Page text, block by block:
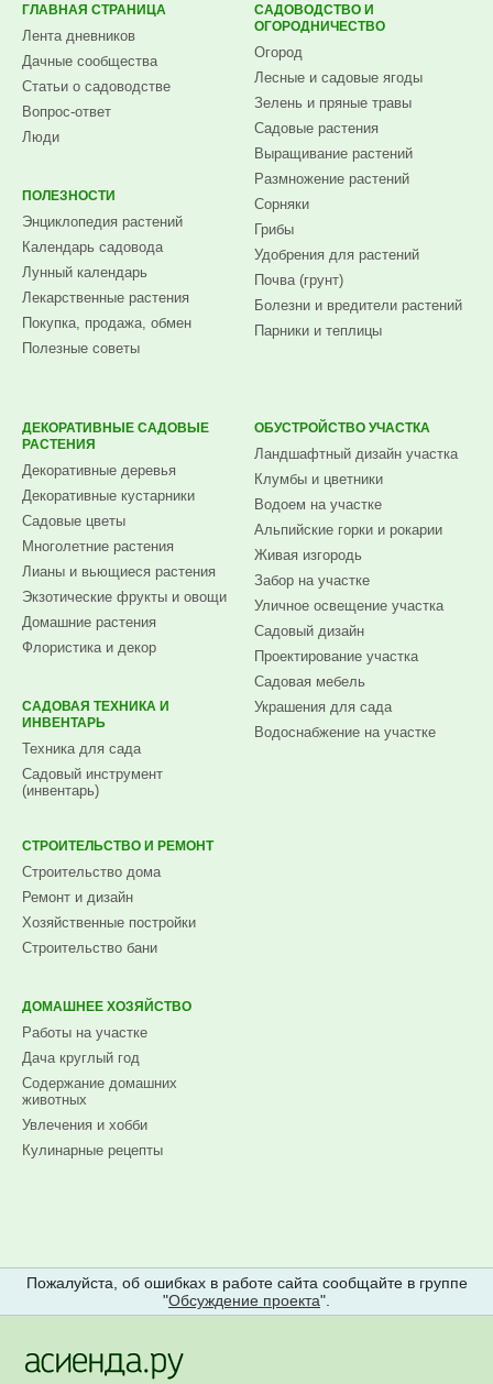
ГЛАВНАЯ СТРАНИЦА
Лента дневников
Дачные сообщества
Статьи о садоводстве
Вопрос-ответ
Люди
ПОЛЕЗНОСТИ
Энциклопедия растений
Календарь садовода
Лунный календарь
Лекарственные растения
Покупка, продажа, обмен
Полезные советы
САДОВОДСТВО И
ОГОРОДНИЧЕСТВО
Огород
Лесные и садовые ягоды
Зелень и пряные травы
Садовые растения
Выращивание растений
Размножение растений
Сорняки
Грибы
Удобрения для растений
Почва (грунт)
Болезни и вредители растений
Парники и теплицы
ДЕКОРАТИВНЫЕ САДОВЫЕ
РАСТЕНИЯ
Декоративные деревья
Декоративные кустарники
Садовые цветы
Многолетние растения
Лианы и вьющиеся растения
Экзотические фрукты и овощи
Домашние растения
Флористика и декор
САДОВАЯ ТЕХНИКА И
ИНВЕНТАРЬ
Техника для сада
Садовый инструмент
(инвентарь)
ОБУСТРОЙСТВО УЧАСТКА
Ландшафтный дизайн участка
Клумбы и цветники
Водоем на участке
Альпийские горки и рокарии
Живая изгородь
Забор на участке
Уличное освещение участка
Садовый дизайн
Проектирование участка
Садовая мебель
Украшения для сада
Водоснабжение на участке
СТРОИТЕЛЬСТВО И РЕМОНТ
Строительство дома
Ремонт и дизайн
Хозяйственные постройки
Строительство бани
ДОМАШНЕЕ ХОЗЯЙСТВО
Работы на участке
Дача круглый год
Содержание домашних
животных
Увлечения и хобби
Кулинарные рецепты
Пожалуйста, об ошибках в работе сайта сообщайте в группе
"Обсуждение проекта".